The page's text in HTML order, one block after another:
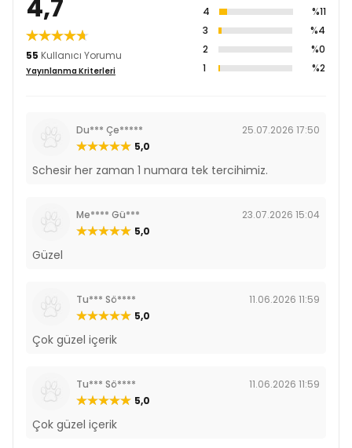
4,7
55 Kullanıcı Yorumu
Yayınlanma Kriterleri
4
%11
3
%4
2
%0
1
%2
Du*** Çe*****
25.07.2026 17:50
5,0
Schesir her zaman 1 numara tek tercihimiz.
Me**** Gü***
23.07.2026 15:04
5,0
Güzel
Tu*** Sö****
11.06.2026 11:59
5,0
Çok güzel içerik
Tu*** Sö****
11.06.2026 11:59
5,0
Çok güzel içerik